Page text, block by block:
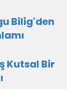
Bilig'den
Kutsal Bir